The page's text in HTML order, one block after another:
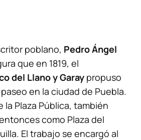
poblano, Pedro Ángel
que en 1819, el
del Llano y Garay propuso
en la ciudad de Puebla.
la Plaza Pública, también
como Plaza del
El trabajo se encargó al